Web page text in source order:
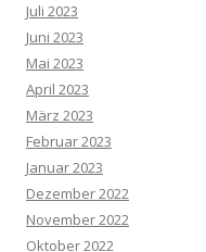
Juli 2023
Juni 2023
Mai 2023
April 2023
März 2023
Februar 2023
Januar 2023
Dezember 2022
November 2022
Oktober 2022